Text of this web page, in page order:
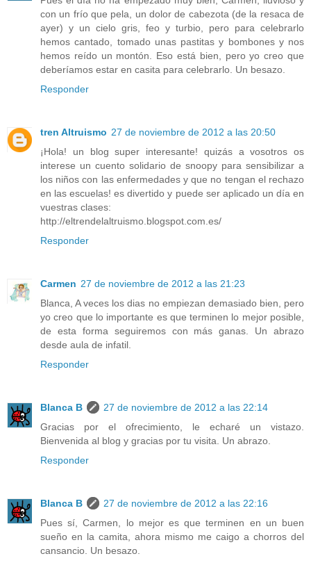
con un frío que pela, un dolor de cabezota (de la resaca de
ayer) y un cielo gris, feo y turbio, pero para celebrarlo
hemos cantado, tomado unas pastitas y bombones y nos
hemos reído un montón. Eso está bien, pero yo creo que
deberíamos estar en casita para celebrarlo. Un besazo.
Responder
tren Altruismo 27 de noviembre de 2012 a las 20:50
¡Hola! un blog super interesante! quizás a vosotros os
interese un cuento solidario de snoopy para sensibilizar a
los niños con las enfermedades y que no tengan el rechazo
en las escuelas! es divertido y puede ser aplicado un día en
vuestras clases:
http://eltrendelaltruismo.blogspot.com.es/
Responder
Carmen 27 de noviembre de 2012 a las 21:23
Blanca, A veces los dias no empiezan demasiado bien, pero
yo creo que lo importante es que terminen lo mejor posible,
de esta forma seguiremos con más ganas. Un abrazo
desde aula de infatil.
Responder
Blanca B
27 de noviembre de 2012 a las 22:14
Gracias por el ofrecimiento, le echaré un vistazo.
Bienvenida al blog y gracias por tu visita. Un abrazo.
Responder
Blanca B
27 de noviembre de 2012 a las 22:16
Pues sí, Carmen, lo mejor es que terminen en un buen
sueño en la camita, ahora mismo me caigo a chorros del
cansancio. Un besazo.